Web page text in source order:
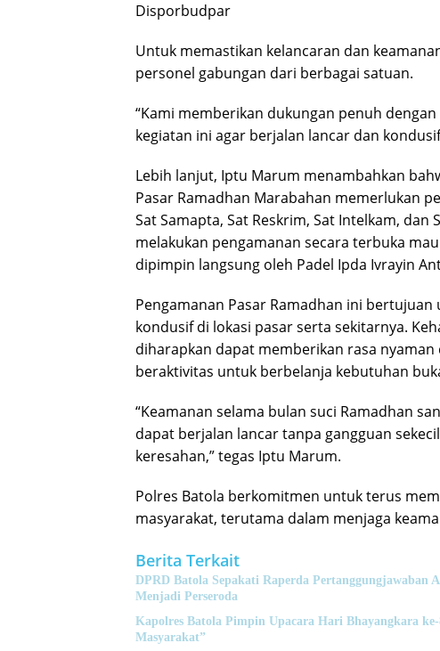
Disporbudpar
Untuk memastikan kelancaran dan
personel gabungan dari berbagai satuan.
“Kami memberikan dukungan penuh
kegiatan ini agar berjalan lancar dan
Lebih lanjut, Iptu Marum menambahkan
Pasar Ramadhan Marabahan memerlukan
Sat Samapta, Sat Reskrim, Sat Intelkam,
melakukan pengamanan secara terbuka
dipimpin langsung oleh Padel Ipda Ivrayin
Pengamanan Pasar Ramadhan ini
kondusif di lokasi pasar serta sekitarnya.
diharapkan dapat memberikan rasa
beraktivitas untuk berbelanja kebutuhan
“Keamanan selama bulan suci Ramadhan
dapat berjalan lancar tanpa gangguan
keresahan,” tegas Iptu Marum.
Polres Batola berkomitmen untuk terus
masyarakat, terutama dalam menjaga
Berita Terkait
DPRD Batola Sepakati Raperda Pertanggungjawaban
Menjadi Perseroda
Kapolres Batola Pimpin Upacara Hari Bhayangkara
Masyarakat”